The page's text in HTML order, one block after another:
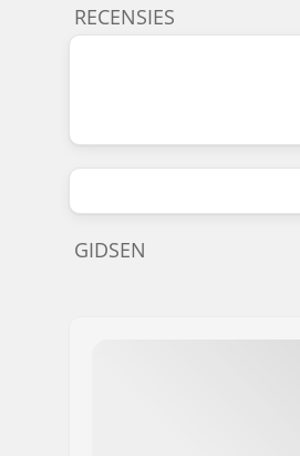
RECENSIES
GIDSEN